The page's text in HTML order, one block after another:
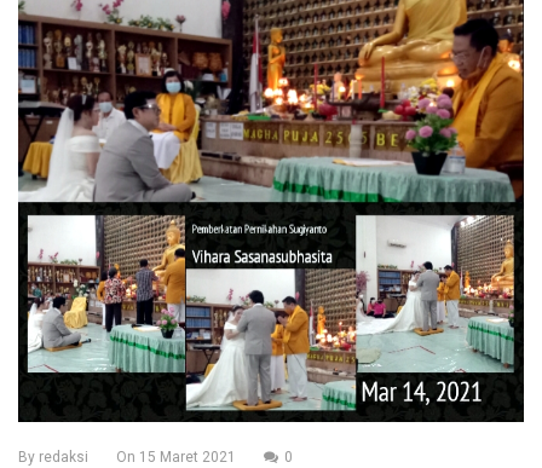
By redaksi On 15 Maret 2021 0